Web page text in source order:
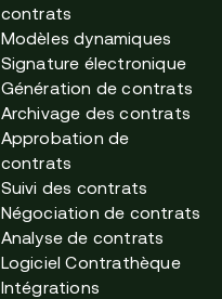
contrats
Modèles dynamiques
Signature électronique
Génération de contrats
Archivage des contrats
Approbation de
contrats
Suivi des contrats
Négociation de contrats
Analyse de contrats
Logiciel Contrathèque
Intégrations